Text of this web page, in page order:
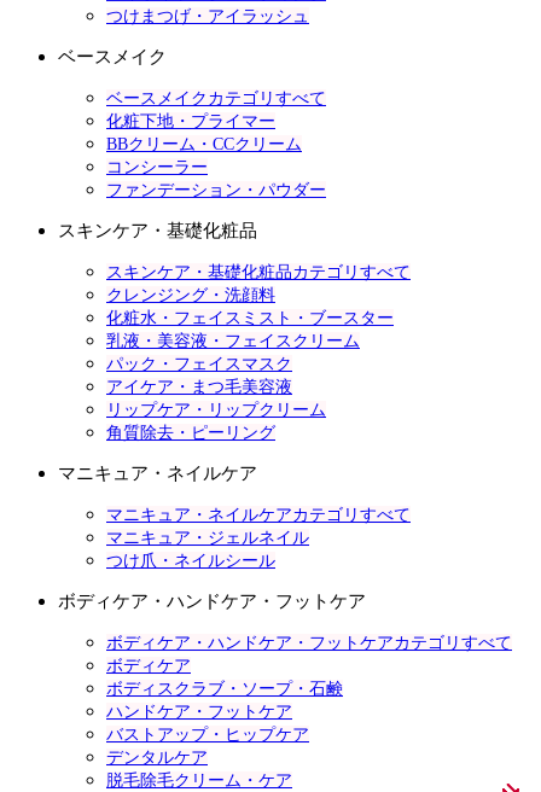
つけまつげ・アイラッシュ
ベースメイク
ベースメイクカテゴリすべて
化粧下地・プライマー
BBクリーム・CCクリーム
コンシーラー
ファンデーション・パウダー
スキンケア・基礎化粧品
スキンケア・基礎化粧品カテゴリすべて
クレンジング・洗顔料
化粧水・フェイスミスト・ブースター
乳液・美容液・フェイスクリーム
パック・フェイスマスク
アイケア・まつ毛美容液
リップケア・リップクリーム
角質除去・ピーリング
マニキュア・ネイルケア
マニキュア・ネイルケアカテゴリすべて
マニキュア・ジェルネイル
つけ爪・ネイルシール
ボディケア・ハンドケア・フットケア
ボディケア・ハンドケア・フットケアカテゴリすべて
ボディケア
ボディスクラブ・ソープ・石鹸
ハンドケア・フットケア
バストアップ・ヒップケア
デンタルケア
脱毛除毛クリーム・ケア